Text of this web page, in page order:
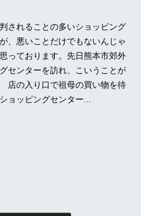
されることの多いショッピング
、悪いことだけでもないんじゃ
っております。先日熊本市郊外
センターを訪れ、こいうことが
店の入り口で祖母の買い物を待
ョッピングセンター...